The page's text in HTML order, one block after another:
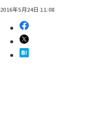
2016年5月24日 11:08